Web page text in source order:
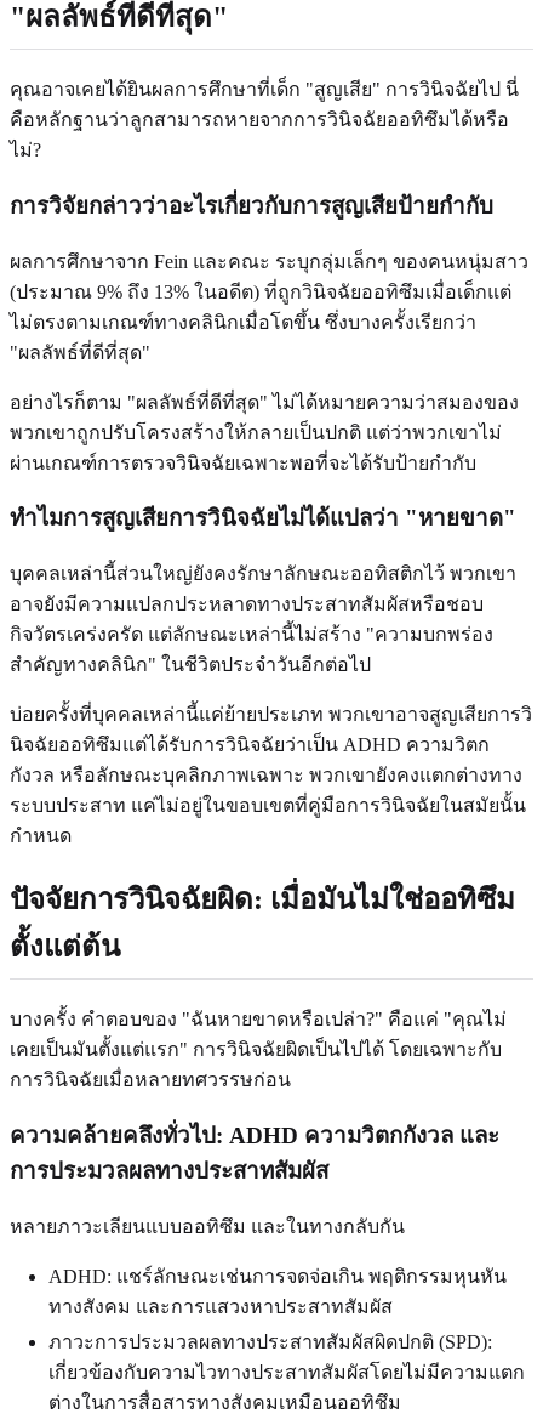
"ผลลัพธ์ที่ดีที่สุด"
คุณอาจเคยได้ยินผลการศึกษาที่เด็ก "สูญเสีย" การวินิจฉัยไป นี่
คือหลักฐานว่าลูกสามารถหายจากการวินิจฉัยออทิซึมได้หรือ
ไม่?
การวิจัยกล่าวว่าอะไรเกี่ยวกับการสูญเสียป้ายกำกับ
ผลการศึกษาจาก Fein และคณะ ระบุกลุ่มเล็กๆ ของคนหนุ่มสาว
(ประมาณ 9% ถึง 13% ในอดีต) ที่ถูกวินิจฉัยออทิซึมเมื่อเด็กแต่
ไม่ตรงตามเกณฑ์ทางคลินิกเมื่อโตขึ้น ซึ่งบางครั้งเรียกว่า
"ผลลัพธ์ที่ดีที่สุด"
อย่างไรก็ตาม "ผลลัพธ์ที่ดีที่สุด" ไม่ได้หมายความว่าสมองของ
พวกเขาถูกปรับโครงสร้างให้กลายเป็นปกติ แต่ว่าพวกเขาไม่
ผ่านเกณฑ์การตรวจวินิจฉัยเฉพาะพอที่จะได้รับป้ายกำกับ
ทำไมการสูญเสียการวินิจฉัยไม่ได้แปลว่า "หายขาด"
บุคคลเหล่านี้ส่วนใหญ่ยังคงรักษาลักษณะออทิสติกไว้ พวกเขา
อาจยังมีความแปลกประหลาดทางประสาทสัมผัสหรือชอบ
กิจวัตรเคร่งครัด แต่ลักษณะเหล่านี้ไม่สร้าง "ความบกพร่อง
สำคัญทางคลินิก" ในชีวิตประจำวันอีกต่อไป
บ่อยครั้งที่บุคคลเหล่านี้แค่ย้ายประเภท พวกเขาอาจสูญเสียการวิ
นิจฉัยออทิซึมแต่ได้รับการวินิจฉัยว่าเป็น ADHD ความวิตก
กังวล หรือลักษณะบุคลิกภาพเฉพาะ พวกเขายังคงแตกต่างทาง
ระบบประสาท แค่ไม่อยู่ในขอบเขตที่คู่มือการวินิจฉัยในสมัยนั้น
กำหนด
ปัจจัยการวินิจฉัยผิด: เมื่อมันไม่ใช่ออทิซึม
ตั้งแต่ต้น
บางครั้ง คำตอบของ "ฉันหายขาดหรือเปล่า?" คือแค่ "คุณไม่
เคยเป็นมันตั้งแต่แรก" การวินิจฉัยผิดเป็นไปได้ โดยเฉพาะกับ
การวินิจฉัยเมื่อหลายทศวรรษก่อน
ความคล้ายคลึงทั่วไป: ADHD ความวิตกกังวล และ
การประมวลผลทางประสาทสัมผัส
หลายภาวะเลียนแบบออทิซึม และในทางกลับกัน
ADHD: แชร์ลักษณะเช่นการจดจ่อเกิน พฤติกรรมหุนหัน
ทางสังคม และการแสวงหาประสาทสัมผัส
ภาวะการประมวลผลทางประสาทสัมผัสผิดปกติ (SPD):
เกี่ยวข้องกับความไวทางประสาทสัมผัสโดยไม่มีความแตก
ต่างในการสื่อสารทางสังคมเหมือนออทิซึม